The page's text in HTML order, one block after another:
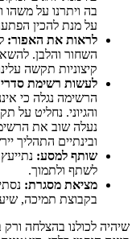
בה ויתרנו על משהו
על מנת להכין
לראות את האפור:
השחור והלבן.
קיצוניות תקשה
לעשות רשימת סדרי
הרשימה נגלה כי
והגיוני. נחליט על
נעלה שוב את
ובינתיים התהליך
שותף למסע:
לשתף ולתמוך.
מציאת מסגרת:
בקבוצת תמיכה,
שיהיה לכולנו בהצלחה ורק